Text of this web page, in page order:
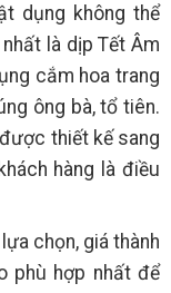
dụng không thể
là dịp Tết Âm
cắm hoa trang
ông bà, tổ tiên.
thiết kế sang
hàng là điều
chọn, giá thành
phù hợp nhất để